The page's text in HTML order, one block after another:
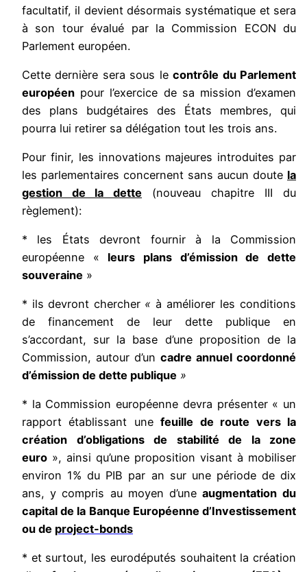
facultatif, il devient désormais systématique et sera
à son tour évalué par la Commission ECON du
Parlement européen.
Cette dernière sera sous le contrôle du Parlement
européen pour l’exercice de sa mission d’examen
des plans budgétaires des États membres, qui
pourra lui retirer sa délégation tout les trois ans.
Pour finir, les innovations majeures introduites par
les parlementaires concernent sans aucun doute la
gestion de la dette (nouveau chapitre III du
règlement):
* les États devront fournir à la Commission
européenne « leurs plans d’émission de dette
souveraine »
* ils devront chercher « à améliorer les conditions
de financement de leur dette publique en
s’accordant, sur la base d’une proposition de la
Commission, autour d’un cadre annuel coordonné
d’émission de dette publique »
* la Commission européenne devra présenter « un
rapport établissant une feuille de route vers la
création d’obligations de stabilité de la zone
euro », ainsi qu’une proposition visant à mobiliser
environ 1% du PIB par an sur une période de dix
ans, y compris au moyen d’une augmentation du
capital de la Banque Européenne d’Investissement
ou de project-bonds
* et surtout, les eurodéputés souhaitent la création